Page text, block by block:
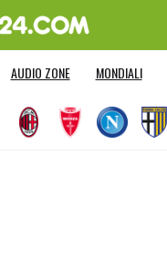
AUDIO ZONE MONDIALI